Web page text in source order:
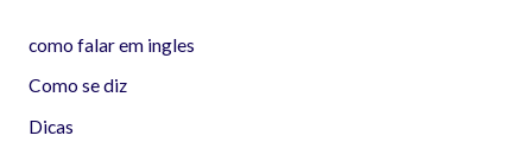
como falar em ingles
Como se diz
Dicas